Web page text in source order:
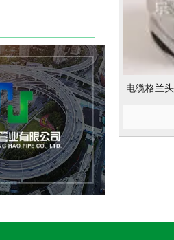
电缆格兰